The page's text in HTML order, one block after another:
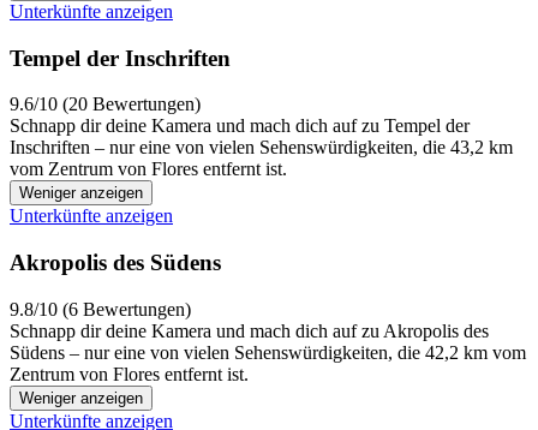
Unterkünfte anzeigen
Tempel der Inschriften
9.6/10 (20 Bewertungen)
Schnapp dir deine Kamera und mach dich auf zu Tempel der
Inschriften – nur eine von vielen Sehenswürdigkeiten, die 43,2 km
vom Zentrum von Flores entfernt ist.
Weniger anzeigen
Unterkünfte anzeigen
Akropolis des Südens
9.8/10 (6 Bewertungen)
Schnapp dir deine Kamera und mach dich auf zu Akropolis des
Südens – nur eine von vielen Sehenswürdigkeiten, die 42,2 km vom
Zentrum von Flores entfernt ist.
Weniger anzeigen
Unterkünfte anzeigen